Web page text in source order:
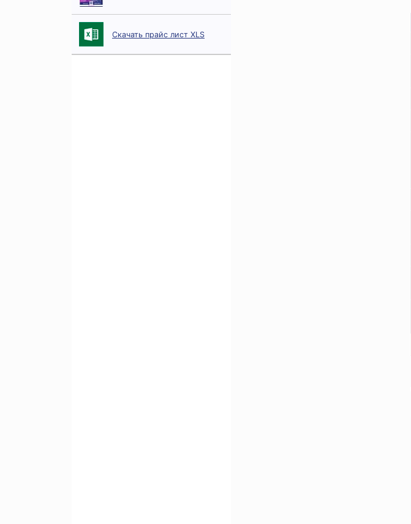
Скачать прайс лист XLS